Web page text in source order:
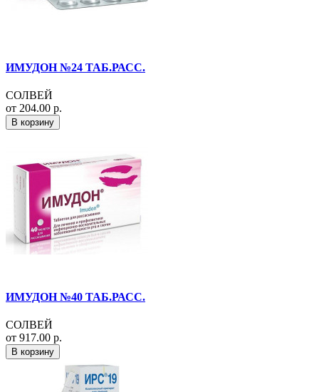
ИМУДОН №24 ТАБ.РАСС.
СОЛВЕЙ
от 204.00 р.
В корзину
ИМУДОН №40 ТАБ.РАСС.
СОЛВЕЙ
от 917.00 р.
В корзину